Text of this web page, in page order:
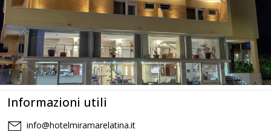
Informazioni utili
info@hotelmiramarelatina.it